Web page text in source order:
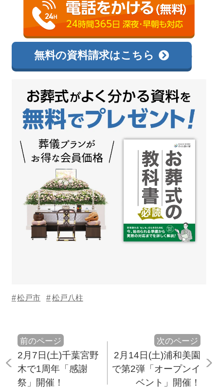
相談無料 0120-138-726
無料の資料請求はこちら
松戸市 松戸八柱
前のページ
2月7日(土)千葉宮野
木で1周年「感謝
祭」開催！
次のページ
2月14日(土)浦和美園
で第2弾「オープンイ
ベント」開催！